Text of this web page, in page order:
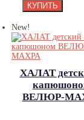
New!
ХАЛАТ
ВЕЛЮР-